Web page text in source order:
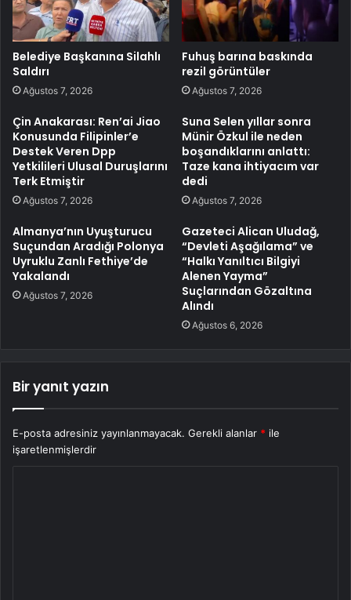
Belediye Başkanına Silahlı
Saldırı
Ağustos 7, 2026
Fuhuş barına baskında
rezil görüntüler
Ağustos 7, 2026
Çin Anakarası: Ren’ai Jiao
Konusunda Filipinler’e
Destek Veren Dpp
Yetkilileri Ulusal Duruşlarını
Terk Etmiştir
Ağustos 7, 2026
Suna Selen yıllar sonra
Münir Özkul ile neden
boşandıklarını anlattı:
Taze kana ihtiyacım var
dedi
Ağustos 7, 2026
Almanya’nın Uyuşturucu
Suçundan Aradığı Polonya
Uyruklu Zanlı Fethiye’de
Yakalandı
Ağustos 7, 2026
Gazeteci Alican Uludağ,
“Devleti Aşağılama” ve
“Halkı Yanıltıcı Bilgiyi
Alenen Yayma”
Suçlarından Gözaltına
Alındı
Ağustos 6, 2026
Bir yanıt yazın
E-posta adresiniz yayınlanmayacak. Gerekli alanlar * ile
işaretlenmişlerdir